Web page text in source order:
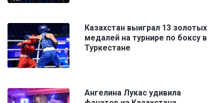
Казахстан выиграл 13 золотых
медалей на турнире по боксу в
Туркестане
Ангелина Лукас удивила